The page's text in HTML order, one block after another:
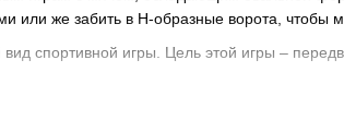
или же забить в Н-образные ворота, чтобы
спортивной игры. Цель этой игры –